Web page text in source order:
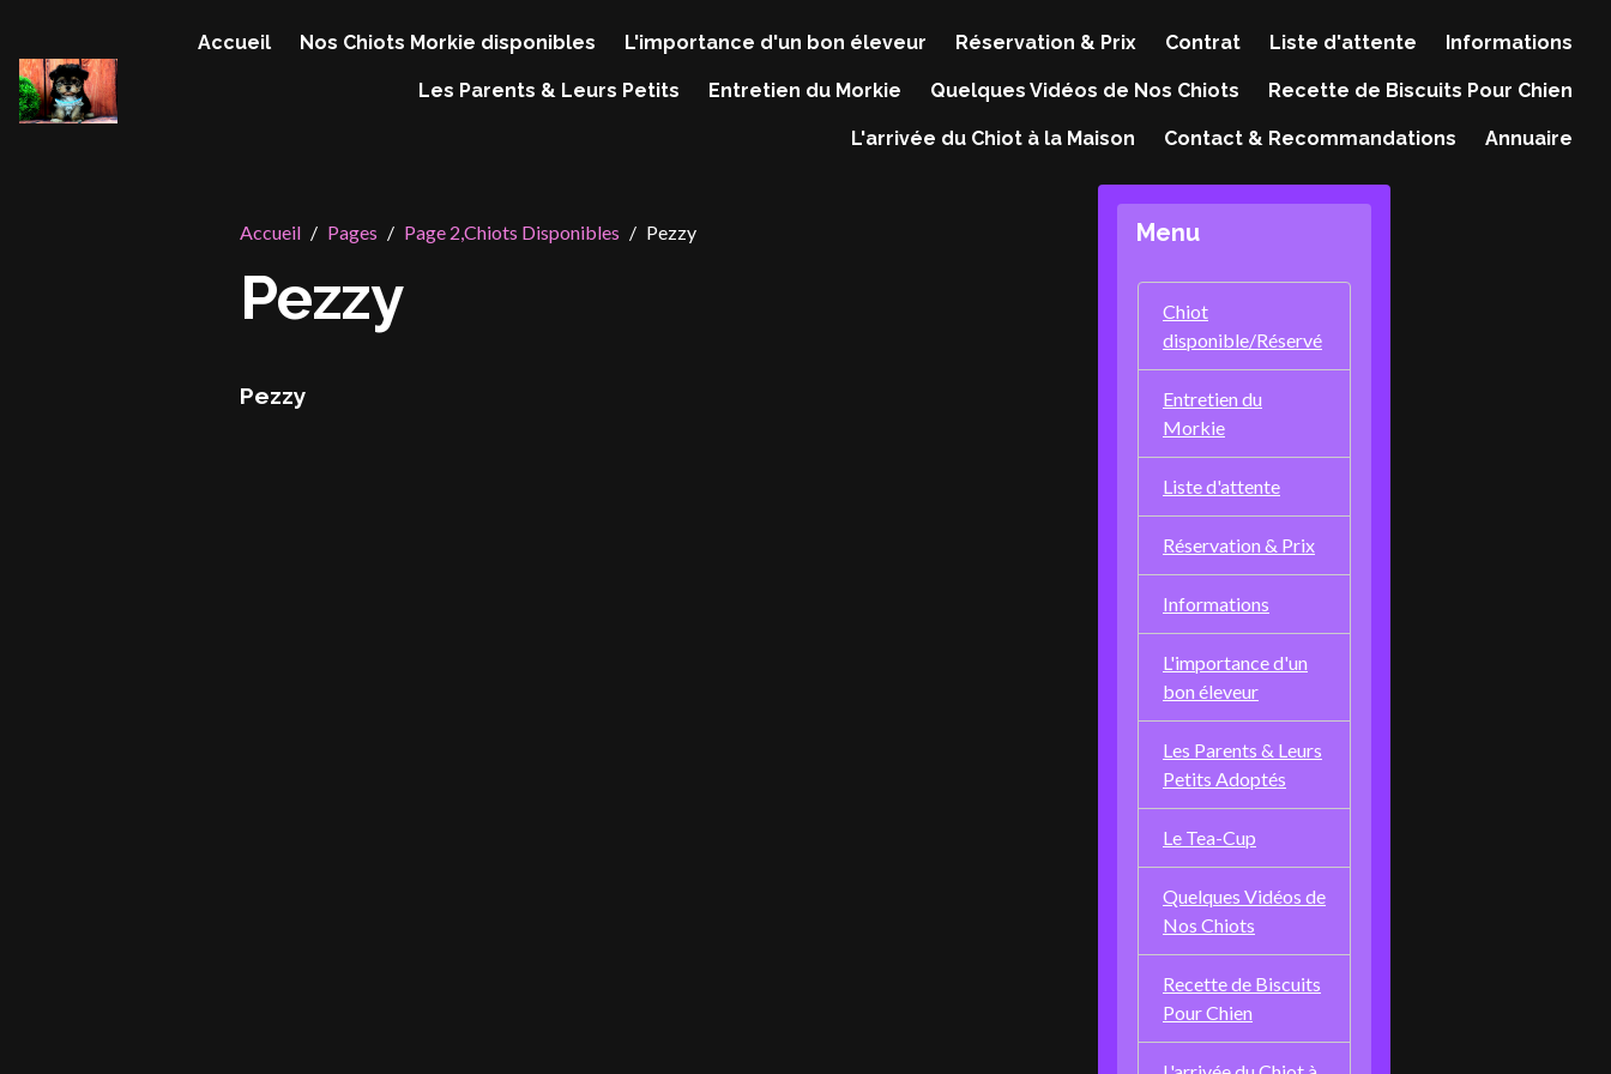
Accueil Nos Chiots Morkie disponibles L'importance d'un bon éleveur Réservation & Prix Contrat Liste d'attente Informations
Les Parents & Leurs Petits Entretien du Morkie Quelques Vidéos de Nos Chiots Recette de Biscuits Pour Chien
L'arrivée du Chiot à la Maison Contact & Recommandations Annuaire
Accueil Pages Page 2,Chiots Disponibles Pezzy
Pezzy
Pezzy
Menu
Chiot
disponible/Réservé
Entretien du
Morkie
Liste d'attente
Réservation & Prix
Informations
L'importance d'un
bon éleveur
Les Parents & Leurs
Petits Adoptés
Le Tea-Cup
Quelques Vidéos de
Nos Chiots
Recette de Biscuits
Pour Chien